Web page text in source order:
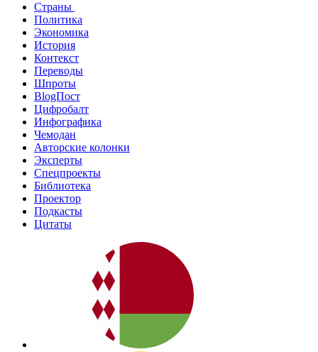
Страны
Политика
Экономика
История
Контекст
Переводы
Шпроты
BlogПост
Цифробалт
Инфографика
Чемодан
Авторские колонки
Эксперты
Спецпроекты
Библиотека
Проектор
Подкасты
Цитаты